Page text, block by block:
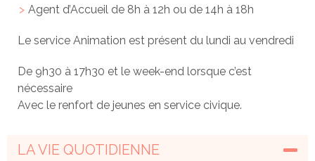
Agent d’Accueil de 8h à 12h ou de 14h à 18h
Le service Animation est présent du lundi au vendredi
De 9h30 à 17h30 et le week-end lorsque c’est
nécessaire
Avec le renfort de jeunes en service civique.
LA VIE QUOTIDIENNE